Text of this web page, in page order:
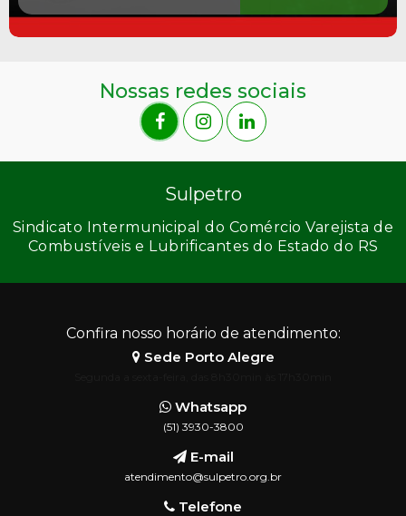
Nossas redes sociais
Sulpetro
Sindicato Intermunicipal do Comércio Varejista de
Combustíveis e Lubrificantes do Estado do RS
Confira nosso horário de atendimento:
Sede Porto Alegre
Whatsapp
(51) 3930-3800
E-mail
atendimento@sulpetro.org.br
Telefone